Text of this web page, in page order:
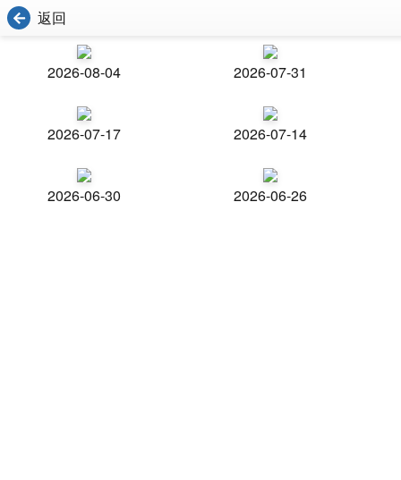
返回
2026-08-04 2026-07-31
2026-07-17 2026-07-14
2026-06-30 2026-06-26